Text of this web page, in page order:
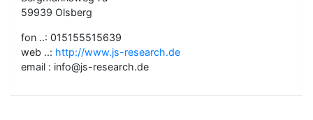
59939 Olsberg
fon ..: 015155515639
web ..: http://www.js-research.de
email : info@js-research.de